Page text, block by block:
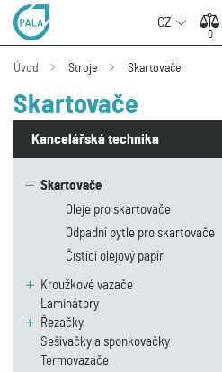
CZ
0
Úvod Stroje Skartovače
Skartovače
Kancelářská technika
Skartovače
Oleje pro skartovače
Odpadní pytle pro skartovače
Čistící olejový papír
Kroužkové vazače
Laminátory
Řezačky
Sešívačky a sponkovačky
Termovazače